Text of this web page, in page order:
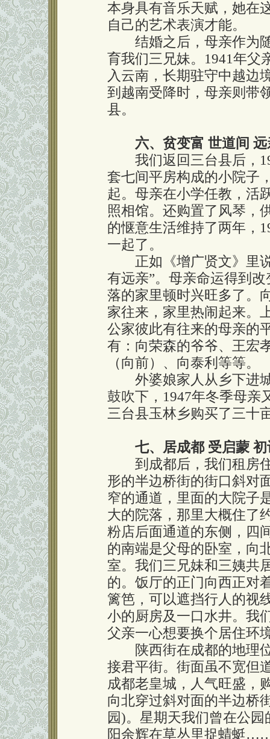
本身具有音乐天赋，她在
自己的艺术表演才能。
结婚之后，母亲作为随
育我们三兄妹。1941年父
入云南，长期驻守中越边
到越南受降时，母亲则带
县。
六、贫变富 世道间
我们返回三台县后，
套七间平房构成的小院子
起。母亲在小学任教，活
照相馆。还购置了风琴，
的惬意生活维持了两年，
一起了。
正如《增广贤文》里说
有远亲”。母亲命运得到
落的家里顿时兴旺多了。
家往来，家里热闹起来。
公家彼此有往来的母亲的
有：向荣森的爷爷、王宏
（向前）、向泰利等等。
外婆娘家人从乡下进城
鼓吹下，1947年冬季母亲
三台县玉林乡购买了三十
七、居成都 受启蒙
到成都后，我们租房住
形的半边桥街的街口斜对
窄的通道，里面的大院子
大的院落，那里大概住了
粉店后面通道的东侧，四
的南端是父母的卧室，向
室。我们三兄妹和三姨共
的。饭厅的正门向西正对
篱笆，可以遮挡行人的视
小的厨房及一口水井。我
父亲一心想要换个居住环
陕西街在成都的地理位
接君平街。街面虽不宽但
成都老皇城，人气旺盛，
向北穿过斜对面的半边桥
园)。星期天我们曾在公
阳余辉在草丛里捉蜻蜓